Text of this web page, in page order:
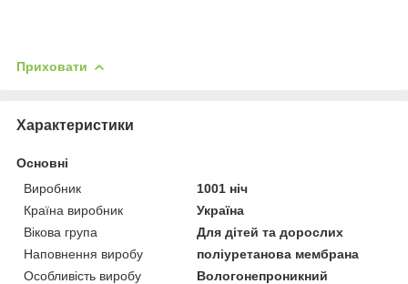
Приховати
Характеристики
Основні
Виробник
1001 ніч
Країна виробник
Україна
Вікова група
Для дітей та дорослих
Наповнення виробу
поліуретанова мембрана
Особливість виробу
Вологонепроникний